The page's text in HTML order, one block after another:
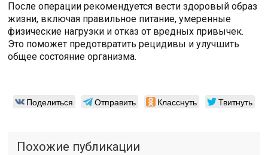
После операции рекомендуется вести здоровый образ
жизни, включая правильное питание, умеренные
физические нагрузки и отказ от вредных привычек.
Это поможет предотвратить рецидивы и улучшить
общее состояние организма.
Поделиться Отправить Класснуть Твитнуть
Похожие публикации